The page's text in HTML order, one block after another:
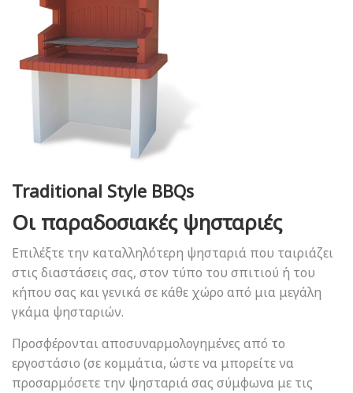
Traditional Style BBQs
Οι παραδοσιακές ψησταριές
Επιλέξτε την καταλληλότερη ψησταριά που ταιριάζει
στις διαστάσεις σας, στον τύπο του σπιτιού ή του
κήπου σας και γενικά σε κάθε χώρο από μια μεγάλη
γκάμα ψησταριών.
Προσφέρονται αποσυναρμολογημένες από το
εργοστάσιο (σε κομμάτια, ώστε να μπορείτε να
προσαρμόσετε την ψησταριά σας σύμφωνα με τις